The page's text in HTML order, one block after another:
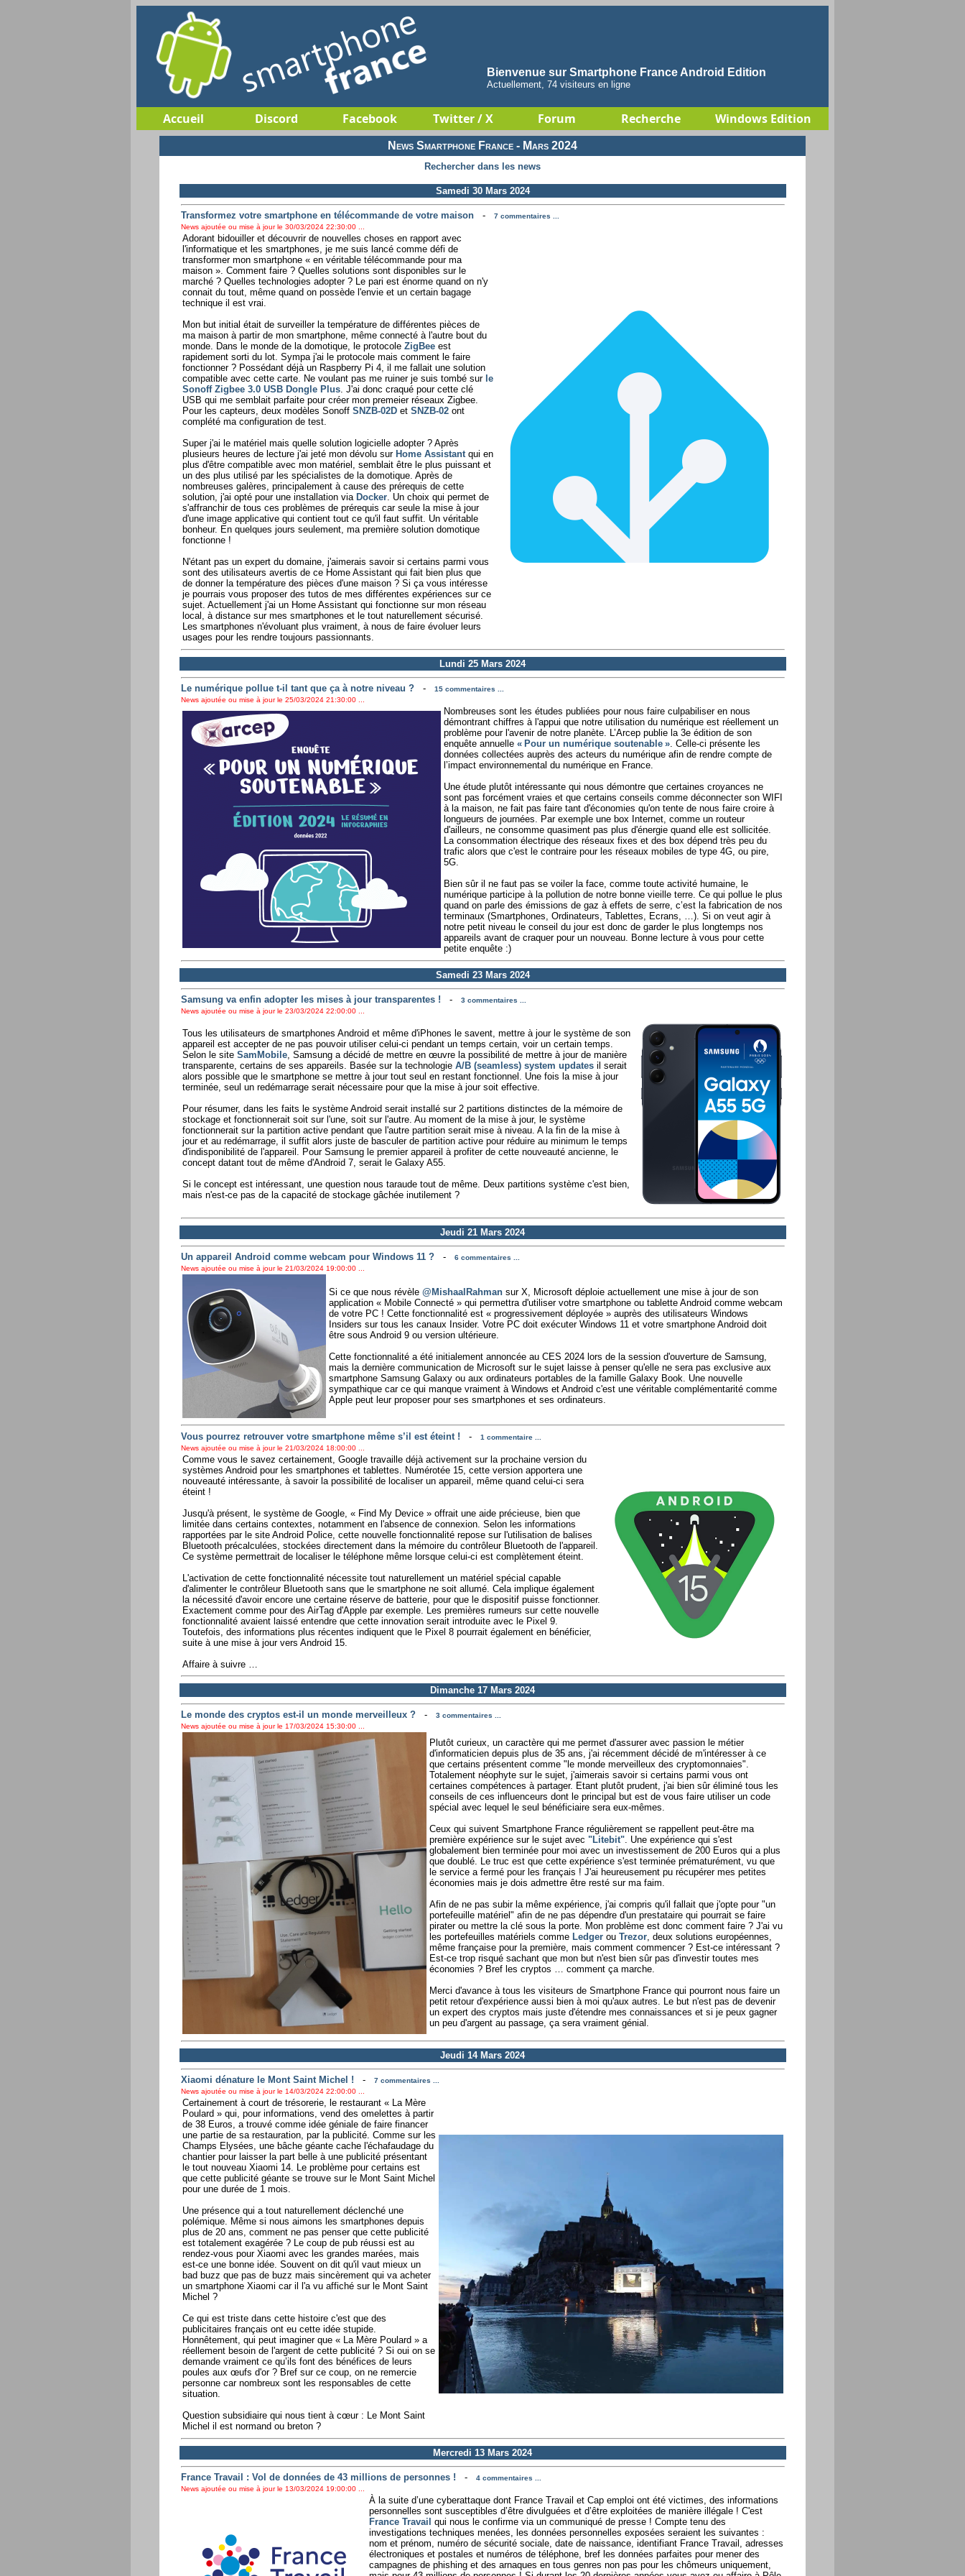
Bienvenue sur Smartphone France Android Edition
Actuellement, 74 visiteurs en ligne
Accueil Discord Facebook Twitter / X Forum Recherche Windows Edition
News Smartphone France - Mars 2024
Rechercher dans les news
Samedi 30 Mars 2024
Transformez votre smartphone en télécommande de votre maison-
7 commentaires ...
News ajoutée ou mise à jour le 30/03/2024 22:30:00 ...
Adorant bidouiller et découvrir de nouvelles choses en rapport avec
l'informatique et les smartphones, je me suis lancé comme défi de
transformer mon smartphone « en véritable télécommande pour ma
maison ». Comment faire ? Quelles solutions sont disponibles sur le
marché ? Quelles technologies adopter ? Le pari est énorme quand on n'y
connait du tout, même quand on possède l'envie et un certain bagage
technique il est vrai.
Mon but initial était de surveiller la température de différentes pièces de
ma maison à partir de mon smartphone, même connecté à l'autre bout du
monde. Dans le monde de la domotique, le protocole ZigBeeest
rapidement sorti du lot. Sympa j'ai le protocole mais comment le faire
fonctionner ? Possédant déjà un Raspberry Pi 4, il me fallait une solution
compatible avec cette carte. Ne voulant pas me ruiner je suis tombé sur le
Sonoff Zigbee 3.0 USB Dongle Plus. J'ai donc craqué pour cette clé
USB qui me semblait parfaite pour créer mon premeier réseaux Zigbee.
Pour les capteurs, deux modèles Sonoff SNZB-02Det SNZB-02ont
complété ma configuration de test.
Super j'ai le matériel mais quelle solution logicielle adopter ? Après
plusieurs heures de lecture j'ai jeté mon dévolu sur Home Assistantqui en
plus d'être compatible avec mon matériel, semblait être le plus puissant et
un des plus utilisé par les spécialistes de la domotique. Après de
nombreuses galères, principalement à cause des prérequis de cette
solution, j'ai opté pour une installation via Docker. Un choix qui permet de
s'affranchir de tous ces problèmes de prérequis car seule la mise à jour
d'une image applicative qui contient tout ce qu'il faut suffit. Un véritable
bonheur. En quelques jours seulement, ma première solution domotique
fonctionne !
N'étant pas un expert du domaine, j'aimerais savoir si certains parmi vous
sont des utilisateurs avertis de ce Home Assistant qui fait bien plus que
de donner la température des pièces d'une maison ? Si ça vous intéresse
je pourrais vous proposer des tutos de mes différentes expériences sur ce
sujet. Actuellement j'ai un Home Assistant qui fonctionne sur mon réseau
local, à distance sur mes smartphones et le tout naturellement sécurisé.
Les smartphones n'évoluant plus vraiment, à nous de faire évoluer leurs
usages pour les rendre toujours passionnants.
Lundi 25 Mars 2024
Le numérique pollue t-il tant que ça à notre niveau ?-
15 commentaires ...
News ajoutée ou mise à jour le 25/03/2024 21:30:00 ...
Nombreuses sont les études publiées pour nous faire culpabiliser en nous
démontrant chiffres à l'appui que notre utilisation du numérique est réellement un
problème pour l'avenir de notre planète. L’Arcep publie la 3e édition de son
enquête annuelle « Pour un numérique soutenable ». Celle-ci présente les
données collectées auprès des acteurs du numérique afin de rendre compte de
l’impact environnemental du numérique en France.
Une étude plutôt intéressante qui nous démontre que certaines croyances ne
sont pas forcément vraies et que certains conseils comme déconnecter son WIFI
à la maison, ne fait pas faire tant d'économies qu'on tente de nous faire croire à
longueurs de journées. Par exemple une box Internet, comme un routeur
d'ailleurs, ne consomme quasiment pas plus d'énergie quand elle est sollicitée.
La consommation électrique des réseaux fixes et des box dépend très peu du
trafic alors que c'est le contraire pour les réseaux mobiles de type 4G, ou pire,
5G.
Bien sûr il ne faut pas se voiler la face, comme toute activité humaine, le
numérique participe à la pollution de notre bonne vieille terre. Ce qui pollue le plus
quand on parle des émissions de gaz à effets de serre, c’est la fabrication de nos
terminaux (Smartphones, Ordinateurs, Tablettes, Ecrans, …). Si on veut agir à
notre petit niveau le conseil du jour est donc de garder le plus longtemps nos
appareils avant de craquer pour un nouveau. Bonne lecture à vous pour cette
petite enquête :)
Samedi 23 Mars 2024
Samsung va enfin adopter les mises à jour transparentes ! -
3 commentaires ...
News ajoutée ou mise à jour le 23/03/2024 22:00:00 ...
Tous les utilisateurs de smartphones Android et même d'iPhones le savent, mettre à jour le système de son
appareil est accepter de ne pas pouvoir utiliser celui-ci pendant un temps certain, voir un certain temps.
Selon le site SamMobile, Samsung a décidé de mettre en œuvre la possibilité de mettre à jour de manière
transparente, certains de ses appareils. Basée sur la technologie A/B (seamless) system updatesil serait
alors possible que le smartphone se mettre à jour tout seul en restant fonctionnel. Une fois la mise à jour
terminée, seul un redémarrage serait nécessaire pour que la mise à jour soit effective.
Pour résumer, dans les faits le système Android serait installé sur 2 partitions distinctes de la mémoire de
stockage et fonctionnerait soit sur l'une, soit sur l'autre. Au moment de la mise à jour, le système
fonctionnerait sur la partition active pendant que l'autre partition serait mise à niveau. A la fin de la mise à
jour et au redémarrage, il suffit alors juste de basculer de partition active pour réduire au minimum le temps
d'indisponibilité de l'appareil. Pour Samsung le premier appareil à profiter de cette nouveauté ancienne, le
concept datant tout de même d'Android 7, serait le Galaxy A55.
Si le concept est intéressant, une question nous taraude tout de même. Deux partitions système c'est bien,
mais n'est-ce pas de la capacité de stockage gâchée inutilement ?
Jeudi 21 Mars 2024
Un appareil Android comme webcam pour Windows 11 ?-
6 commentaires ...
News ajoutée ou mise à jour le 21/03/2024 19:00:00 ...
Si ce que nous révèle @MishaalRahmansur X, Microsoft déploie actuellement une mise à jour de son
application « Mobile Connecté » qui permettra d'utiliser votre smartphone ou tablette Android comme webcam
de votre PC ! Cette fonctionnalité est « progressivement déployée » auprès des utilisateurs Windows
Insiders sur tous les canaux Insider. Votre PC doit exécuter Windows 11 et votre smartphone Android doit
être sous Android 9 ou version ultérieure.
Cette fonctionnalité a été initialement annoncée au CES 2024 lors de la session d'ouverture de Samsung,
mais la dernière communication de Microsoft sur le sujet laisse à penser qu'elle ne sera pas exclusive aux
smartphone Samsung Galaxy ou aux ordinateurs portables de la famille Galaxy Book. Une nouvelle
sympathique car ce qui manque vraiment à Windows et Android c'est une véritable complémentarité comme
Apple peut leur proposer pour ses smartphones et ses ordinateurs.
Vous pourrez retrouver votre smartphone même s’il est éteint ! -
1 commentaire ...
News ajoutée ou mise à jour le 21/03/2024 18:00:00 ...
Comme vous le savez certainement, Google travaille déjà activement sur la prochaine version du
systèmes Android pour les smartphones et tablettes. Numérotée 15, cette version apportera une
nouveauté intéressante, à savoir la possibilité de localiser un appareil, même quand celui-ci sera
éteint !
Jusqu'à présent, le système de Google, « Find My Device » offrait une aide précieuse, bien que
limitée dans certains contextes, notamment en l'absence de connexion. Selon les informations
rapportées par le site Android Police, cette nouvelle fonctionnalité repose sur l'utilisation de balises
Bluetooth précalculées, stockées directement dans la mémoire du contrôleur Bluetooth de l'appareil.
Ce système permettrait de localiser le téléphone même lorsque celui-ci est complètement éteint.
L'activation de cette fonctionnalité nécessite tout naturellement un matériel spécial capable
d'alimenter le contrôleur Bluetooth sans que le smartphone ne soit allumé. Cela implique également
la nécessité d'avoir encore une certaine réserve de batterie, pour que le dispositif puisse fonctionner.
Exactement comme pour des AirTag d'Apple par exemple. Les premières rumeurs sur cette nouvelle
fonctionnalité avaient laissé entendre que cette innovation serait introduite avec le Pixel 9.
Toutefois, des informations plus récentes indiquent que le Pixel 8 pourrait également en bénéficier,
suite à une mise à jour vers Android 15.
Affaire à suivre …
Dimanche 17 Mars 2024
Le monde des cryptos est-il un monde merveilleux ?-
3 commentaires ...
News ajoutée ou mise à jour le 17/03/2024 15:30:00 ...
Plutôt curieux, un caractère qui me permet d'assurer avec passion le métier
d'informaticien depuis plus de 35 ans, j'ai récemment décidé de m'intéresser à ce
que certains présentent comme "le monde merveilleux des cryptomonnaies".
Totalement néophyte sur le sujet, j'aimerais savoir si certains parmi vous ont
certaines compétences à partager. Etant plutôt prudent, j'ai bien sûr éliminé tous les
conseils de ces influenceurs dont le principal but est de vous faire utiliser un code
spécial avec lequel le seul bénéficiaire sera eux-mêmes.
Ceux qui suivent Smartphone France régulièrement se rappellent peut-être ma
première expérience sur le sujet avec "Litebit". Une expérience qui s'est
globalement bien terminée pour moi avec un investissement de 200 Euros qui a plus
que doublé. Le truc est que cette expérience s'est terminée prématurément, vu que
le service a fermé pour les français ! J'ai heureusement pu récupérer mes petites
économies mais je dois admettre être resté sur ma faim.
Afin de ne pas subir la même expérience, j'ai compris qu'il fallait que j'opte pour "un
portefeuille matériel" afin de ne pas dépendre d'un prestataire qui pourrait se faire
pirater ou mettre la clé sous la porte. Mon problème est donc comment faire ? J'ai vu
les portefeuilles matériels comme Ledgerou Trezor, deux solutions européennes,
même française pour la première, mais comment commencer ? Est-ce intéressant ?
Est-ce trop risqué sachant que mon but n'est bien sûr pas d'investir toutes mes
économies ? Bref les cryptos … comment ça marche.
Merci d'avance à tous les visiteurs de Smartphone France qui pourront nous faire un
petit retour d'expérience aussi bien à moi qu'aux autres. Le but n'est pas de devenir
un expert des cryptos mais juste d'étendre mes connaissances et si je peux gagner
un peu d'argent au passage, ça sera vraiment génial.
Jeudi 14 Mars 2024
Xiaomi dénature le Mont Saint Michel ! -
7 commentaires ...
News ajoutée ou mise à jour le 14/03/2024 22:00:00 ...
Certainement à court de trésorerie, le restaurant « La Mère
Poulard » qui, pour informations, vend des omelettes à partir
de 38 Euros, a trouvé comme idée géniale de faire financer
une partie de sa restauration, par la publicité. Comme sur les
Champs Elysées, une bâche géante cache l'échafaudage du
chantier pour laisser la part belle à une publicité présentant
le tout nouveau Xiaomi 14. Le problème pour certains est
que cette publicité géante se trouve sur le Mont Saint Michel
pour une durée de 1 mois.
Une présence qui a tout naturellement déclenché une
polémique. Même si nous aimons les smartphones depuis
plus de 20 ans, comment ne pas penser que cette publicité
est totalement exagérée ? Le coup de pub réussi est au
rendez-vous pour Xiaomi avec les grandes marées, mais
est-ce une bonne idée. Souvent on dit qu'il vaut mieux un
bad buzz que pas de buzz mais sincèrement qui va acheter
un smartphone Xiaomi car il l'a vu affiché sur le Mont Saint
Michel ?
Ce qui est triste dans cette histoire c'est que des
publicitaires français ont eu cette idée stupide.
Honnêtement, qui peut imaginer que « La Mère Poulard » a
réellement besoin de l'argent de cette publicité ? Si oui on se
demande vraiment ce qu’ils font des bénéfices de leurs
poules aux œufs d'or ? Bref sur ce coup, on ne remercie
personne car nombreux sont les responsables de cette
situation.
Question subsidiaire qui nous tient à cœur : Le Mont Saint
Michel il est normand ou breton ?
Mercredi 13 Mars 2024
France Travail : Vol de données de 43 millions de personnes ! -
4 commentaires ...
News ajoutée ou mise à jour le 13/03/2024 19:00:00 ...
À la suite d’une cyberattaque dont France Travail et Cap emploi ont été victimes, des informations
personnelles sont susceptibles d’être divulguées et d’être exploitées de manière illégale ! C'est
France Travail qui nous le confirme via un communiqué de presse ! Compte tenu des
investigations techniques menées, les données personnelles exposées seraient les suivantes :
nom et prénom, numéro de sécurité sociale, date de naissance, identifiant France Travail, adresses
électroniques et postales et numéros de téléphone, bref les données parfaites pour mener des
campagnes de phishing et des arnaques en tous genres non pas pour les chômeurs uniquement,